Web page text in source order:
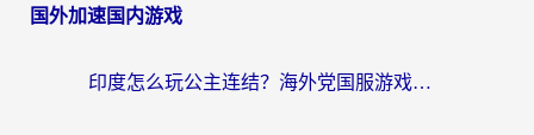
导
国外加速国内游戏
印度怎么玩公主连结？海外党国服游戏加速终极指南（附仙境传说RO重生细胞优化技巧）